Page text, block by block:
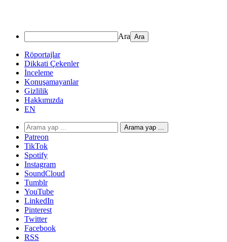
Ara
Röportajlar
Dikkati Çekenler
İnceleme
Konuşamayanlar
Gizlilik
Hakkımızda
EN
Arama yap ...
Patreon
TikTok
Spotify
Instagram
SoundCloud
Tumblr
YouTube
LinkedIn
Pinterest
Twitter
Facebook
RSS